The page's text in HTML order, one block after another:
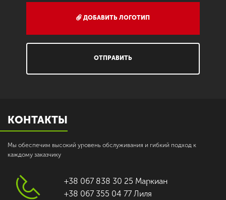
ДОБАВИТЬ ЛОГОТИП
ОТПРАВИТЬ
КОНТАКТЫ
Мы обеспечим высокий уровень обслуживания и гибкий подход к
каждому заказчику
+38 067 838 30 25 Маркиан
+38 067 355 04 77 Лиля